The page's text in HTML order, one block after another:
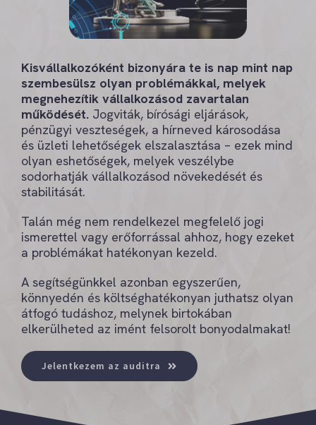
Kisvállalkozóként bizonyára te is nap mint nap
szembesülsz olyan problémákkal, melyek
megnehezítik vállalkozásod zavartalan
működését.Jogviták, bírósági eljárások,
pénzügyi veszteségek, a hírneved károsodása
és üzleti lehetőségek elszalasztása – ezek mind
olyan eshetőségek, melyek veszélybe
sodorhatják vállalkozásod növekedését és
stabilitását.
Talán még nem rendelkezel megfelelő jogi
ismerettel vagy erőforrással ahhoz, hogy ezeket
a problémákat hatékonyan kezeld.
A segítségünkkel azonban egyszerűen,
könnyedén és költséghatékonyan juthatsz olyan
átfogó tudáshoz, melynek birtokában
elkerülheted az imént felsorolt bonyodalmakat!
Jelentkezem az auditra